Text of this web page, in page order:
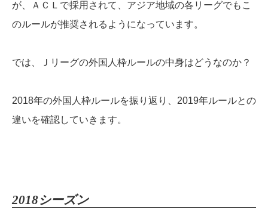
が、ＡＣＬで採用されて、アジア地域の各リーグでもこ
のルールが推奨されるようになっています。
では、Ｊリーグの外国人枠ルールの中身はどうなのか？
2018年の外国人枠ルールを振り返り、2019年ルールとの
違いを確認していきます。
2018シーズン